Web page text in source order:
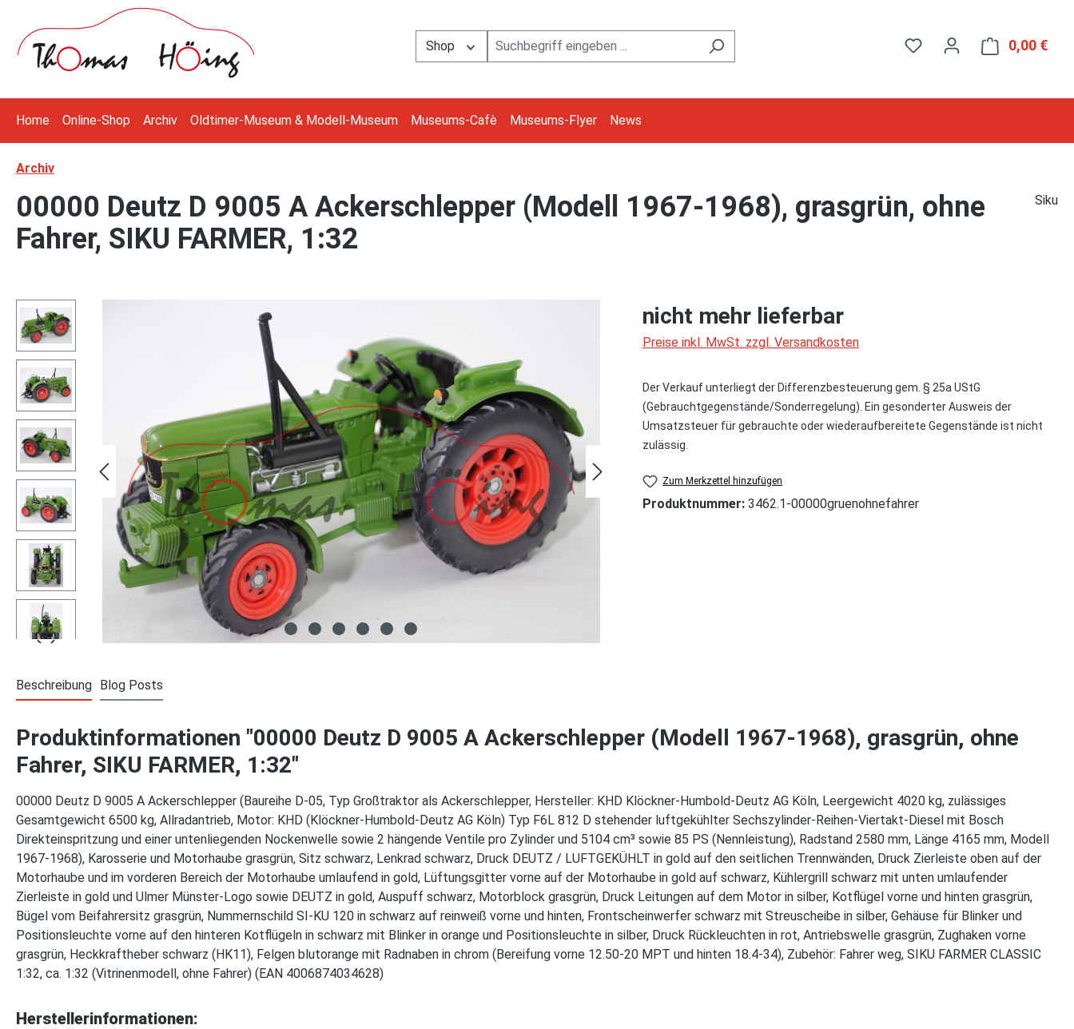
Hauptinhalt springen
Zur Suche springen
Zur Hauptnavigation springen
Shop
0,00 €
Home Online-Shop Archiv Oldtimer-Museum & Modell-Museum Museums-Cafè Museums-Flyer News
Archiv
00000 Deutz D 9005 A Ackerschlepper (Modell 1967-1968), grasgrün, ohne
Fahrer, SIKU FARMER, 1:32
Siku
Bildergalerie überspringen nicht mehr lieferbar
Preise inkl. MwSt. zzgl. Versandkosten
Der Verkauf unterliegt der Differenzbesteuerung gem. § 25a UStG
(Gebrauchtgegenstände/Sonderregelung). Ein gesonderter Ausweis der
Umsatzsteuer für gebrauchte oder wiederaufbereitete Gegenstände ist nicht
zulässig.
Zum Merkzettel hinzufügen
Produktnummer: 3462.1-00000gruenohnefahrer
Beschreibung Blog Posts
Produktinformationen "00000 Deutz D 9005 A Ackerschlepper (Modell 1967-1968), grasgrün, ohne
Fahrer, SIKU FARMER, 1:32"
00000 Deutz D 9005 A Ackerschlepper (Baureihe D-05, Typ Großtraktor als Ackerschlepper, Hersteller: KHD Klöckner-Humbold-Deutz AG Köln, Leergewicht 4020 kg, zulässiges
Gesamtgewicht 6500 kg, Allradantrieb, Motor: KHD (Klöckner-Humbold-Deutz AG Köln) Typ F6L 812 D stehender luftgekühlter Sechszylinder-Reihen-Viertakt-Diesel mit Bosch
Direkteinspritzung und einer untenliegenden Nockenwelle sowie 2 hängende Ventile pro Zylinder und 5104 cm³ sowie 85 PS (Nennleistung), Radstand 2580 mm, Länge 4165 mm, Modell
1967-1968), Karosserie und Motorhaube grasgrün, Sitz schwarz, Lenkrad schwarz, Druck DEUTZ / LUFTGEKÜHLT in gold auf den seitlichen Trennwänden, Druck Zierleiste oben auf der
Motorhaube und im vorderen Bereich der Motorhaube umlaufend in gold, Lüftungsgitter vorne auf der Motorhaube in gold auf schwarz, Kühlergrill schwarz mit unten umlaufender
Zierleiste in gold und Ulmer Münster-Logo sowie DEUTZ in gold, Auspuff schwarz, Motorblock grasgrün, Druck Leitungen auf dem Motor in silber, Kotflügel vorne und hinten grasgrün,
Bügel vom Beifahrersitz grasgrün, Nummernschild SI-KU 120 in schwarz auf reinweiß vorne und hinten, Frontscheinwerfer schwarz mit Streuscheibe in silber, Gehäuse für Blinker und
Positionsleuchte vorne auf den hinteren Kotflügeln in schwarz mit Blinker in orange und Positionsleuchte in silber, Druck Rückleuchten in rot, Antriebswelle grasgrün, Zughaken vorne
grasgrün, Heckkraftheber schwarz (HK11), Felgen blutorange mit Radnaben in chrom (Bereifung vorne 12.50-20 MPT und hinten 18.4-34), Zubehör: Fahrer weg, SIKU FARMER CLASSIC
1:32, ca. 1:32 (Vitrinenmodell, ohne Fahrer) (EAN 4006874034628)
Herstellerinformationen: